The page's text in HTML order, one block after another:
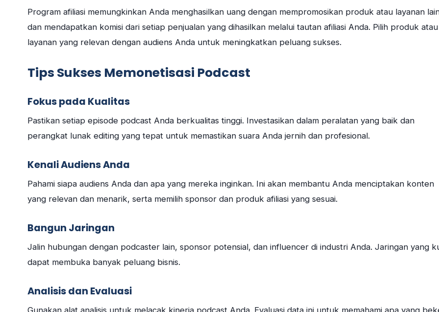
Program afiliasi memungkinkan Anda menghasilkan uang dengan mempromosikan produk atau layanan
dan mendapatkan komisi dari setiap penjualan yang dihasilkan melalui tautan afiliasi Anda. Pilih produk atau
layanan yang relevan dengan audiens Anda untuk meningkatkan peluang sukses.
Tips Sukses Memonetisasi Podcast
Fokus pada Kualitas
Pastikan setiap episode podcast Anda berkualitas tinggi. Investasikan dalam peralatan yang baik dan
perangkat lunak editing yang tepat untuk memastikan suara Anda jernih dan profesional.
Kenali Audiens Anda
Pahami siapa audiens Anda dan apa yang mereka inginkan. Ini akan membantu Anda menciptakan konten
yang relevan dan menarik, serta memilih sponsor dan produk afiliasi yang sesuai.
Bangun Jaringan
Jalin hubungan dengan podcaster lain, sponsor potensial, dan influencer di industri Anda. Jaringan yang
dapat membuka banyak peluang bisnis.
Analisis dan Evaluasi
Gunakan alat analisis untuk melacak kinerja podcast Anda. Evaluasi data ini untuk memahami apa yang